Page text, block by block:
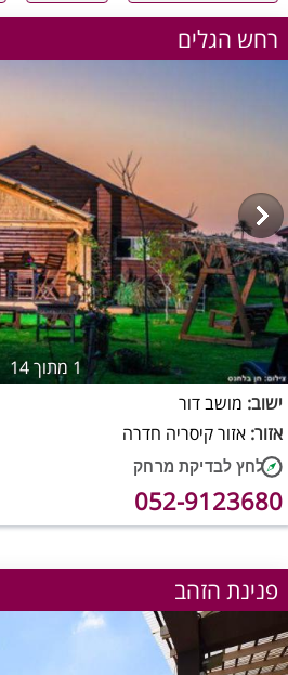
רחש הגלים
1 מתוך 14
ישוב: מושב דור
אזור: אזור קיסריה חדרה
052-9123680
פנינת הזהב